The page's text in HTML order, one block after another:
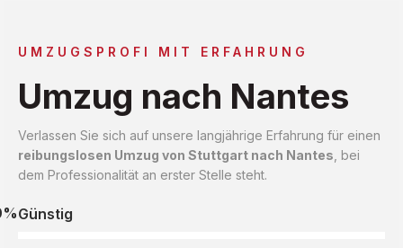
UMZUGSPROFI MIT ERFAHRUNG
Umzug nach Nantes
Verlassen Sie sich auf unsere langjährige Erfahrung für einen
reibungslosen Umzug von Stuttgart nach Nantes , bei
dem Professionalität an erster Stelle steht.
Günstig